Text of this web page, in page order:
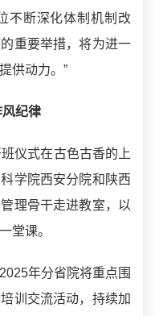
不断深化体制机制改
重要举措，将为进一
供动力。”
纪律
仪式在古色古香的上
学院西安分院和陕西
理骨干走进教室，以
堂课。
年分省院将重点围
训交流活动，持续加